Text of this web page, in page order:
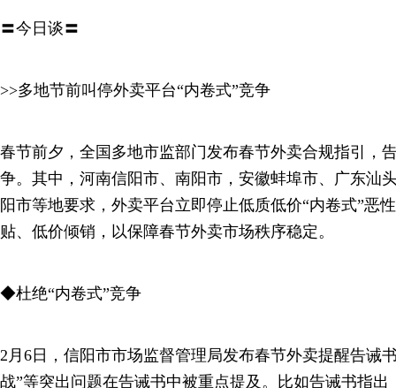
〓今日谈〓
>>多地节前叫停外卖平台“内卷式”竞争
春节前夕，全国多地市监部门发布春节外卖合规指引，
争。其中，河南信阳市、南阳市，安徽蚌埠市、广东汕
阳市等地要求，外卖平台立即停止低质低价“内卷式”恶
贴、低价倾销，以保障春节外卖市场秩序稳定。
◆杜绝“内卷式”竞争
2月6日，信阳市市场监督管理局发布春节外卖提醒告诫
战”等突出问题在告诫书中被重点提及。比如告诫书指